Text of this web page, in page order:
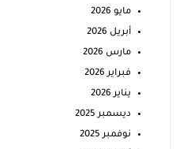
مايو 2026
أبريل 2026
مارس 2026
فبراير 2026
يناير 2026
ديسمبر 2025
نوفمبر 2025